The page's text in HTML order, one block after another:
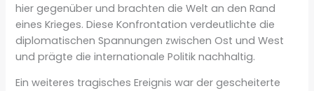
hier gegenüber und brachten die Welt an den Rand
eines Krieges. Diese Konfrontation verdeutlichte die
diplomatischen Spannungen zwischen Ost und West
und prägte die internationale Politik nachhaltig.
Ein weiteres tragisches Ereignis war der gescheiterte